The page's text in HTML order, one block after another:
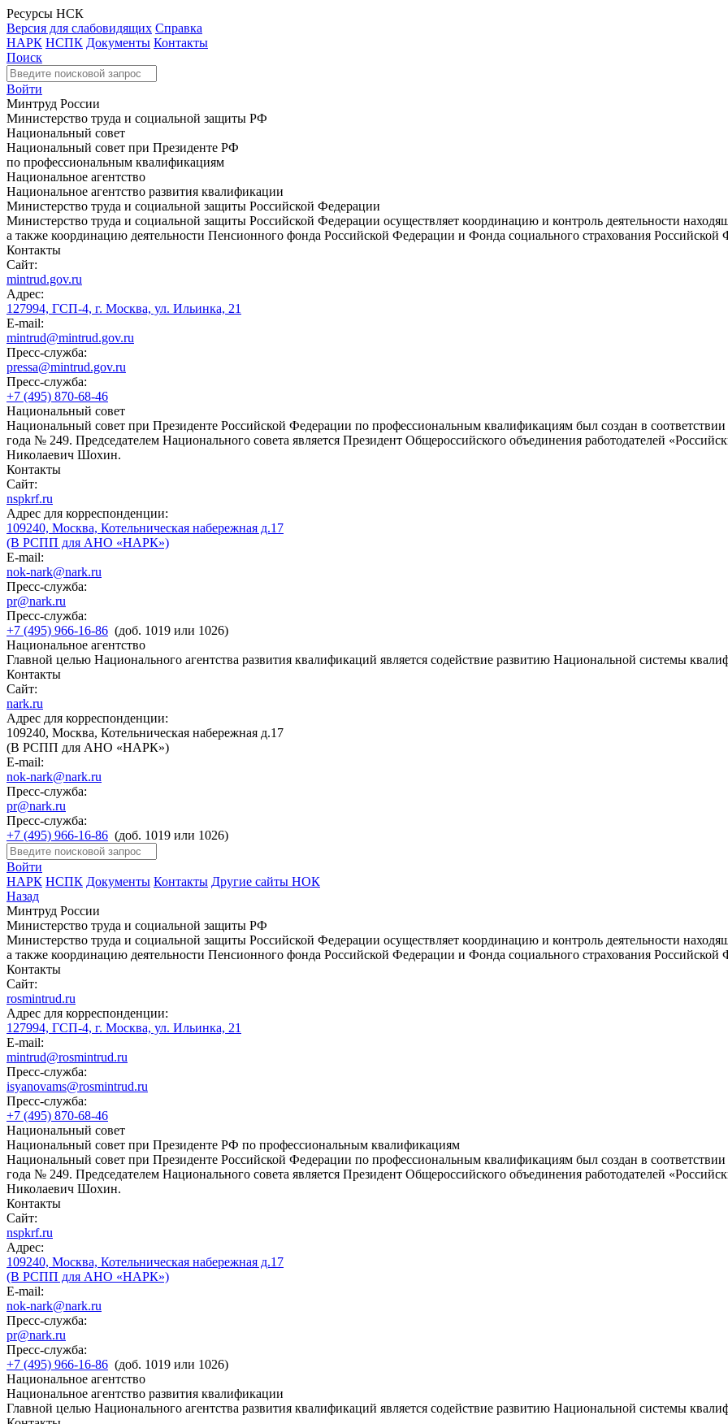
Ресурсы НСК
Версия для слабовидящих Справка
НАРК НСПК Документы Контакты
Поиск
Войти
Минтруд России
Министерство труда и социальной защиты РФ
Национальный совет
Национальный совет при Президенте РФ
по профессиональным квалификациям
Национальное агентство
Национальное агентство развития квалификации
Министерство труда и социальной защиты Российской Федерации
Министерство труда и социальной защиты Российской Федерации осуществляет координацию и контроль деятельности
а также координацию деятельности Пенсионного фонда Российской Федерации и Фонда социального страхования Российской
Контакты
Сайт:
mintrud.gov.ru
Адрес:
127994, ГСП-4, г. Москва, ул. Ильинка, 21
E-mail:
mintrud@mintrud.gov.ru
Пресс-служба:
pressa@mintrud.gov.ru
Пресс-служба:
+7 (495) 870-68-46
Национальный совет
Национальный совет при Президенте Российской Федерации по профессиональным квалификациям был создан в
года № 249. Председателем Национального совета является Президент Общероссийского объединения работодателей
Николаевич Шохин.
Контакты
Сайт:
nspkrf.ru
Адрес для корреспонденции:
109240, Москва, Котельническая набережная д.17
(В РСПП для АНО «НАРК»)
E-mail:
nok-nark@nark.ru
Пресс-служба:
pr@nark.ru
Пресс-служба:
+7 (495) 966-16-86 (доб. 1019 или 1026)
Национальное агентство
Главной целью Национального агентства развития квалификаций является содействие развитию Национальной системы
Контакты
Сайт:
nark.ru
Адрес для корреспонденции:
109240, Москва, Котельническая набережная д.17
(В РСПП для АНО «НАРК»)
E-mail:
nok-nark@nark.ru
Пресс-служба:
pr@nark.ru
Пресс-служба:
+7 (495) 966-16-86 (доб. 1019 или 1026)
Войти
НАРК НСПК Документы Контакты Другие сайты НОК
Назад
Минтруд России
Министерство труда и социальной защиты РФ
Министерство труда и социальной защиты Российской Федерации осуществляет координацию и контроль деятельности
а также координацию деятельности Пенсионного фонда Российской Федерации и Фонда социального страхования Российской
Контакты
Сайт:
rosmintrud.ru
Адрес для корреспонденции:
127994, ГСП-4, г. Москва, ул. Ильинка, 21
E-mail:
mintrud@rosmintrud.ru
Пресс-служба:
isyanovams@rosmintrud.ru
Пресс-служба:
+7 (495) 870-68-46
Национальный совет
Национальный совет при Президенте РФ по профессиональным квалификациям
Национальный совет при Президенте Российской Федерации по профессиональным квалификациям был создан в
года № 249. Председателем Национального совета является Президент Общероссийского объединения работодателей
Николаевич Шохин.
Контакты
Сайт:
nspkrf.ru
Адрес:
109240, Москва, Котельническая набережная д.17
(В РСПП для АНО «НАРК»)
E-mail:
nok-nark@nark.ru
Пресс-служба:
pr@nark.ru
Пресс-служба:
+7 (495) 966-16-86 (доб. 1019 или 1026)
Национальное агентство
Национальное агентство развития квалификации
Главной целью Национального агентства развития квалификаций является содействие развитию Национальной системы